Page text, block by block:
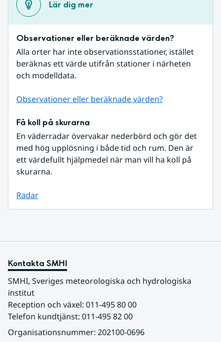
Lär dig mer
Observationer eller beräknade värden?
Alla orter har inte observationsstationer, istället
beräknas ett värde utifrån stationer i närheten
och modelldata.
Observationer eller beräknade värden?
Få koll på skurarna
En väderradar övervakar nederbörd och gör det
med hög upplösning i både tid och rum. Den är
ett värdefullt hjälpmedel när man vill ha koll på
skurarna.
Radar
Kontakta SMHI
SMHI, Sveriges meteorologiska och hydrologiska
institut
Reception och växel: 011-495 80 00
Telefon kundtjänst: 011-495 82 00
Organisationsnummer: 202100-0696